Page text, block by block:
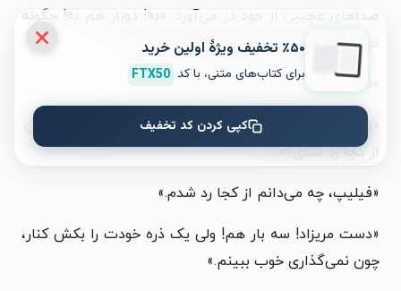
صداهای عجیبی از خود در می‌آورد: «به! دوبار هم به! چگونه
توانستی؟ حتی شیشهٔ تلویزیون هم نشکسته.»
«فیلیپ، چه می‌دانم چطور انجام داده‌ام.»
«ولی دقیقا مثل پن نای سفید داخل صفحهٔ تلویزیون هستی.
از کجا رد شدی؟»
«فیلیپ، چه می‌دانم از کجا رد شدم.»
«دست مریزاد! سه بار هم! ولی یک ذره خودت را بکش کنار،
چون نمی‌گذاری خوب ببینم.»
٪۵۰ تخفیف ویژۀ اولین خرید
برای کتاب‌های متنی، با کد FTX50
کپی کردن کد تخفیف